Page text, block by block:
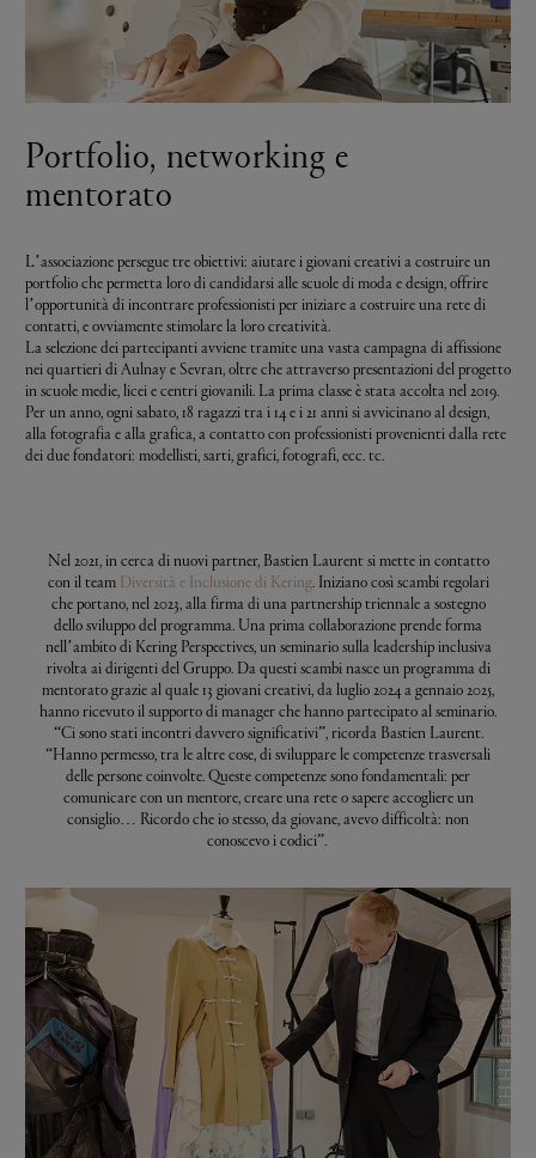
Portfolio, networking e
mentorato
L’associazione persegue tre obiettivi: aiutare i giovani creativi a costruire un
portfolio che permetta loro di candidarsi alle scuole di moda e design, offrire
l’opportunità di incontrare professionisti per iniziare a costruire una rete di
contatti, e ovviamente stimolare la loro creatività.
La selezione dei partecipanti avviene tramite una vasta campagna di affissione
nei quartieri di Aulnay e Sevran, oltre che attraverso presentazioni del progetto
in scuole medie, licei e centri giovanili. La prima classe è stata accolta nel 2019.
Per un anno, ogni sabato, 18 ragazzi tra i 14 e i 21 anni si avvicinano al design,
alla fotografia e alla grafica, a contatto con professionisti provenienti dalla rete
dei due fondatori: modellisti, sarti, grafici, fotografi, ecc. tc.
Nel 2021, in cerca di nuovi partner, Bastien Laurent si mette in contatto
con il team Diversità e Inclusione di Kering. Iniziano così scambi regolari
che portano, nel 2023, alla firma di una partnership triennale a sostegno
dello sviluppo del programma. Una prima collaborazione prende forma
nell’ambito di Kering Perspectives, un seminario sulla leadership inclusiva
rivolta ai dirigenti del Gruppo. Da questi scambi nasce un programma di
mentorato grazie al quale 13 giovani creativi, da luglio 2024 a gennaio 2025,
hanno ricevuto il supporto di manager che hanno partecipato al seminario.
“Ci sono stati incontri davvero significativi”, ricorda Bastien Laurent.
“Hanno permesso, tra le altre cose, di sviluppare le competenze trasversali
delle persone coinvolte. Queste competenze sono fondamentali: per
comunicare con un mentore, creare una rete o sapere accogliere un
consiglio… Ricordo che io stesso, da giovane, avevo difficoltà: non
conoscevo i codici”.